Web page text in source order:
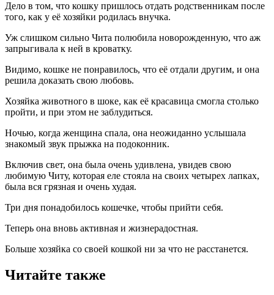
Дело в том, что кошку пришлось отдать родственникам после
того, как у её хозяйки родилась внучка.
Уж слишком сильно Чита полюбила новорожденную, что аж
запрыгивала к ней в кроватку.
Видимо, кошке не понравилось, что её отдали другим, и она
решила доказать свою любовь.
Хозяйка животного в шоке, как её красавица смогла столько
пройти, и при этом не заблудиться.
Ночью, когда женщина спала, она неожиданно услышала
знакомый звук прыжка на подоконник.
Включив свет, она была очень удивлена, увидев свою
любимую Читу, которая еле стояла на своих четырех лапках,
была вся грязная и очень худая.
Три дня понадобилось кошечке, чтобы прийти себя.
Теперь она вновь активная и жизнерадостная.
Больше хозяйка со своей кошкой ни за что не расстанется.
Читайте также